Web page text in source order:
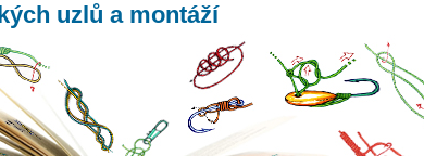
uzlů a montáží